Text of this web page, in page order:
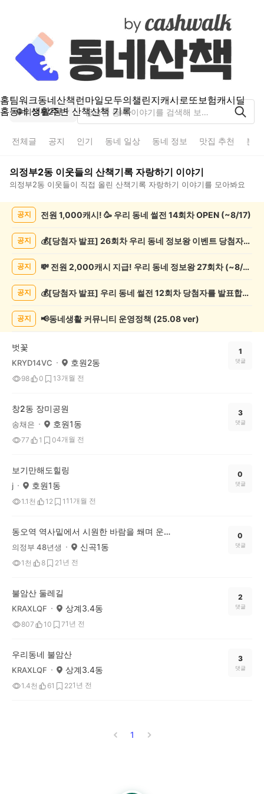
홈팀워크동네산책 런마일모두의챌린지캐시로또보험캐시딜
홈동네 생활주변 산책산책 기록
의정부2동
전체글 공지 인기 동네 일상 동네 정보 맛집 추천 분
의정부2동 이웃들의 산책기록 자랑하기 이야기
의정부2동 이웃들이 직접 올린 산책기록 자랑하기 이야기를 모아봐요
하
공지 전원 1,000캐시! 🥳 우리 동네 썰전 14회차 OPEN (~8/17)
공지 💰[당첨자 발표] 26회차 우리 동네 정보왕 이벤트 당첨자를 발표합니다!
공지 💸 전원 2,000캐시 지급! 우리 동네 정보왕 27회차 (~8/10)
공지 💰[당첨자 발표] 우리 동네 썰전 12회차 당첨자를 발표합니다!
공지 📢동네생활 커뮤니티 운영정책 (25.08 ver)
벗꽃
KRYD14VC 호원2동
98 0 1 3개월 전
1
댓글
창2동 장미공원
송채은 호원1동
77 1 04개월 전
3
댓글
보기만해도힐링
j 호원1동
1.1천 12 1 11개월 전
0
댓글
동오역 역사밑에서 시원한 바람을 쐐며 운동했어요
의정부 48년생 신곡1동
1천 8 21년 전
0
댓글
불암산 둘레길
KRAXLQF 상계3.4동
807 10 71년 전
2
댓글
우리동네 불암산
KRAXLQF 상계3.4동
1.4천 61 221년 전
3
댓글
1